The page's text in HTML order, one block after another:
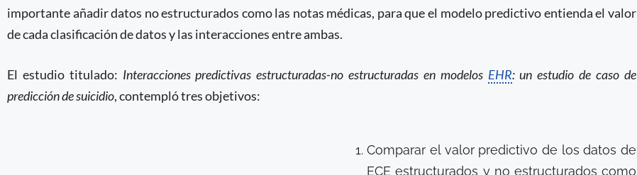
importante añadir datos no estructurados como las notas médicas, para que el modelo predictivo entienda el valor
de cada clasificación de datos y las interacciones entre ambas.
El estudio titulado: Interacciones predictivas estructuradas-no estructuradas en modelos EHR: un estudio de caso de
predicción de suicidio, contempló tres objetivos:
Comparar el valor predictivo de los datos de
ECE estructurados y no estructurados como